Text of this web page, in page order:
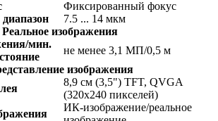
Фиксированный фокус
7.5 ... 14 мкм
Реальное изображения
мин.
не менее 3,1 МП/0,5 м
изображения
8,9 см (3,5") TFT, QVGA
(320х240 пикселей)
ИК-изображение/реальное